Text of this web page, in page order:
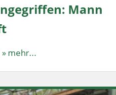
Mann
» mehr...